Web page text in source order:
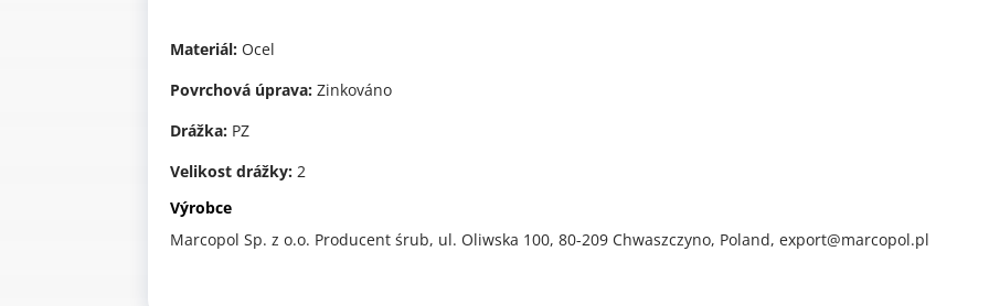
Materiál: Ocel
Povrchová úprava: Zinkováno
Drážka: PZ
Velikost drážky: 2
Výrobce
Marcopol Sp. z o.o. Producent śrub, ul. Oliwska 100, 80-209 Chwaszczyno, Poland, export@marcopol.pl